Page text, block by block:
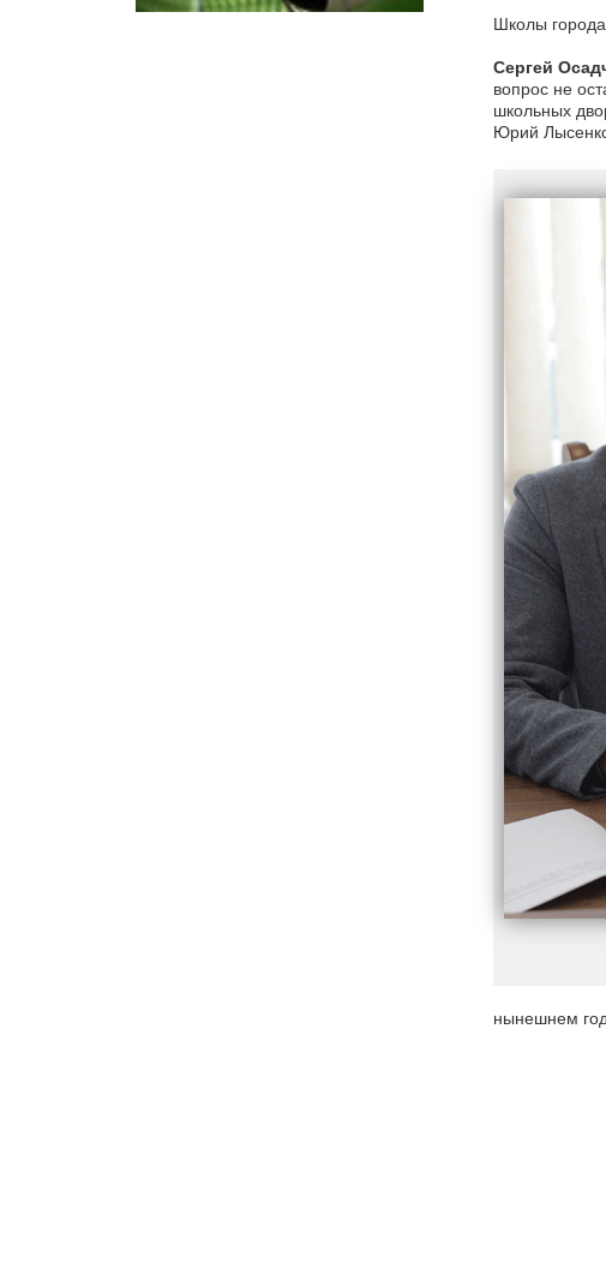
Школы
Сергей
вопрос не
школьных
Юрий
нынешнем